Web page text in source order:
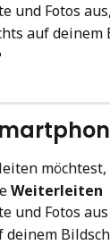
und Fotos
auf
möchtest,
Weiterleiten
und Fotos
deinem